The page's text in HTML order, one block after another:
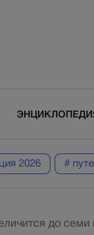
2026 #
до семи